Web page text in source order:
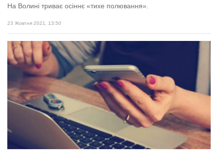
На Волині триває осіннє «тихе полювання».
23 Жовтня 2021, 13:50